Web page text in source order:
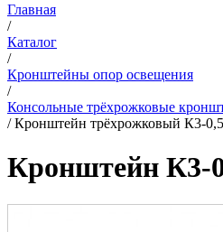
Главная
/
Каталог
/
Кронштейны опор освещения
/
Консольные трёхрожковые
/Кронштейн трёхрожковый К3-
Кронштейн К3-